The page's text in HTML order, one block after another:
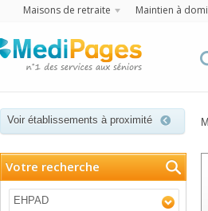
Maisons de retraite Maintien à
Voir établissements à proximité
Votre recherche
EHPAD